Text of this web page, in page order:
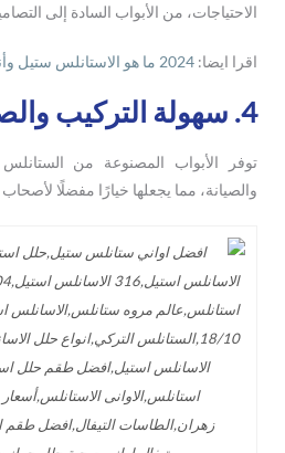
الاحتياجات، من الأبواب السادة إلى
اقرا ايضا: 2024 ما هو الاستانلس ستيل وأنواعه وإستخداماته
4. سهولة التركيب والصيانة
توفر الأبواب المصنوعة من
والصيانة، مما يجعلها خيارًا مفضلًا لأصحاب